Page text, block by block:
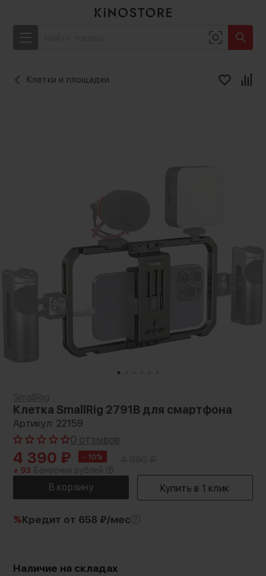
Клетки и площадки
Клетка SmallRig 2791B для смартфона
Артикул: 22159
0 отзывов
4 390 ₽ - 10%
+ 93 Бонусных рублей
%Кредит от 658 ₽/мес
Наличие на складах